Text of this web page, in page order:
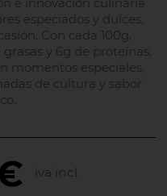
e innovación culinaria
especiados y dulces,
Con cada 100g,
y 6g de proteínas.
momentos especiales,
de cultura y sabor
iva incl.